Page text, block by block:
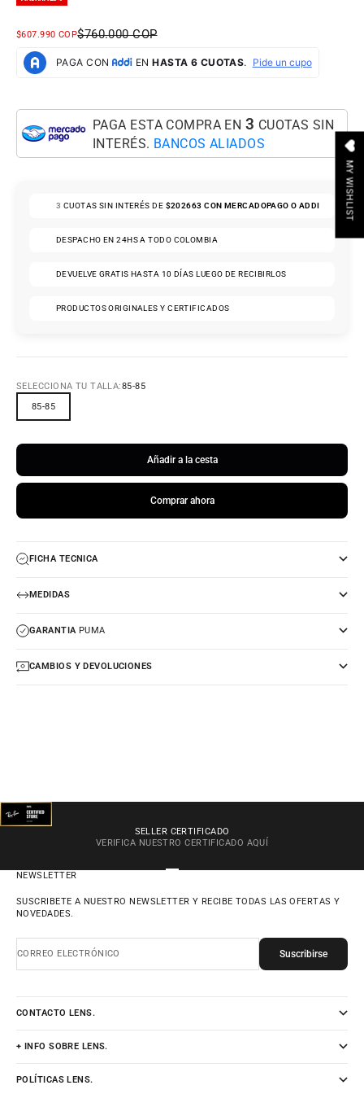
PRECIO DE OFERTA
$607.990 COPPRECIO NORMAL
$760.000 COP
PAGA ESTA COMPRA EN 3 CUOTAS SIN
INTERÉS. BANCOS ALIADOS
3 CUOTAS SIN INTERÉS DE $202663CON MERCADOPAGO O ADDI
DESPACHO EN 24HS A TODO COLOMBIA
DEVUELVE GRATIS HASTA 10 DÍAS LUEGO DE RECIBIRLOS
PRODUCTOS ORIGINALES Y CERTIFICADOS
SELECCIONA TU TALLA:85-85
85-85
Añadir a la cesta
Comprar ahora
FICHA TECNICA
MEDIDAS
GARANTIAPUMA
CAMBIOS Y DEVOLUCIONES
SELLER CERTIFICADO
VERIFICA NUESTRO CERTIFICADO AQUÍ
NEWSLETTER
SUSCRIBETE A NUESTRO NEWSLETTER Y RECIBE TODAS LAS OFERTAS Y
NOVEDADES.
CORREO ELECTRÓNICO Suscribirse
CONTACTO LENS.
+ INFO SOBRE LENS.
POLÍTICAS LENS.
MY WISHLIST